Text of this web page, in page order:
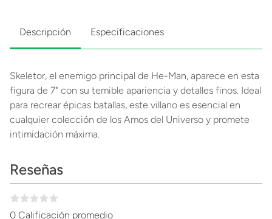
Descripción Especificaciones
Skeletor, el enemigo principal de He-Man, aparece en esta
figura de 7" con su temible apariencia y detalles finos. Ideal
para recrear épicas batallas, este villano es esencial en
cualquier colección de los Amos del Universo y promete
intimidación máxima.
Reseñas
0 Calificación promedio